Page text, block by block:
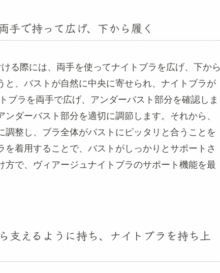
手で持って広げ、下から履く
る際には、両手を使ってナイトブラを広げ、下から
、バストが自然に中央に寄せられ、ナイトブラが
ブラを両手で広げ、アンダーバスト部分を確認しま
ダーバスト部分を適切に調節します。それから、
整し、ブラ全体がバストにピッタリと合うことを
着用することで、バストがしっかりとサポートさ
で、ヴィアージュナイトブラのサポート機能を最
支えるように持ち、ナイトブラを持ち上